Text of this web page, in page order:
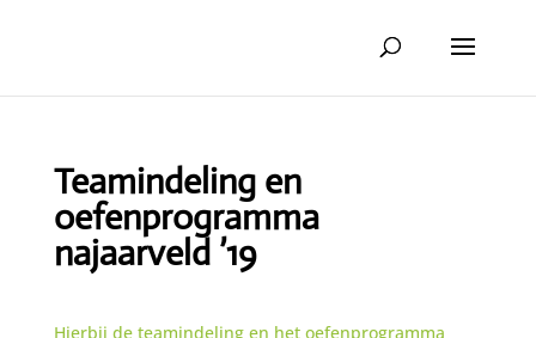
Teamindeling en
oefenprogramma
najaarveld ’19
Hierbij de teamindeling en het oefenprogramma